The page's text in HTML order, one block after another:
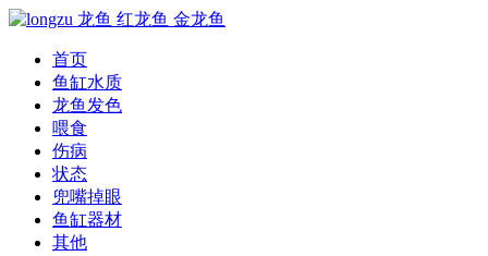
首页
鱼缸水质
龙鱼发色
喂食
伤病
状态
兜嘴掉眼
鱼缸器材
其他